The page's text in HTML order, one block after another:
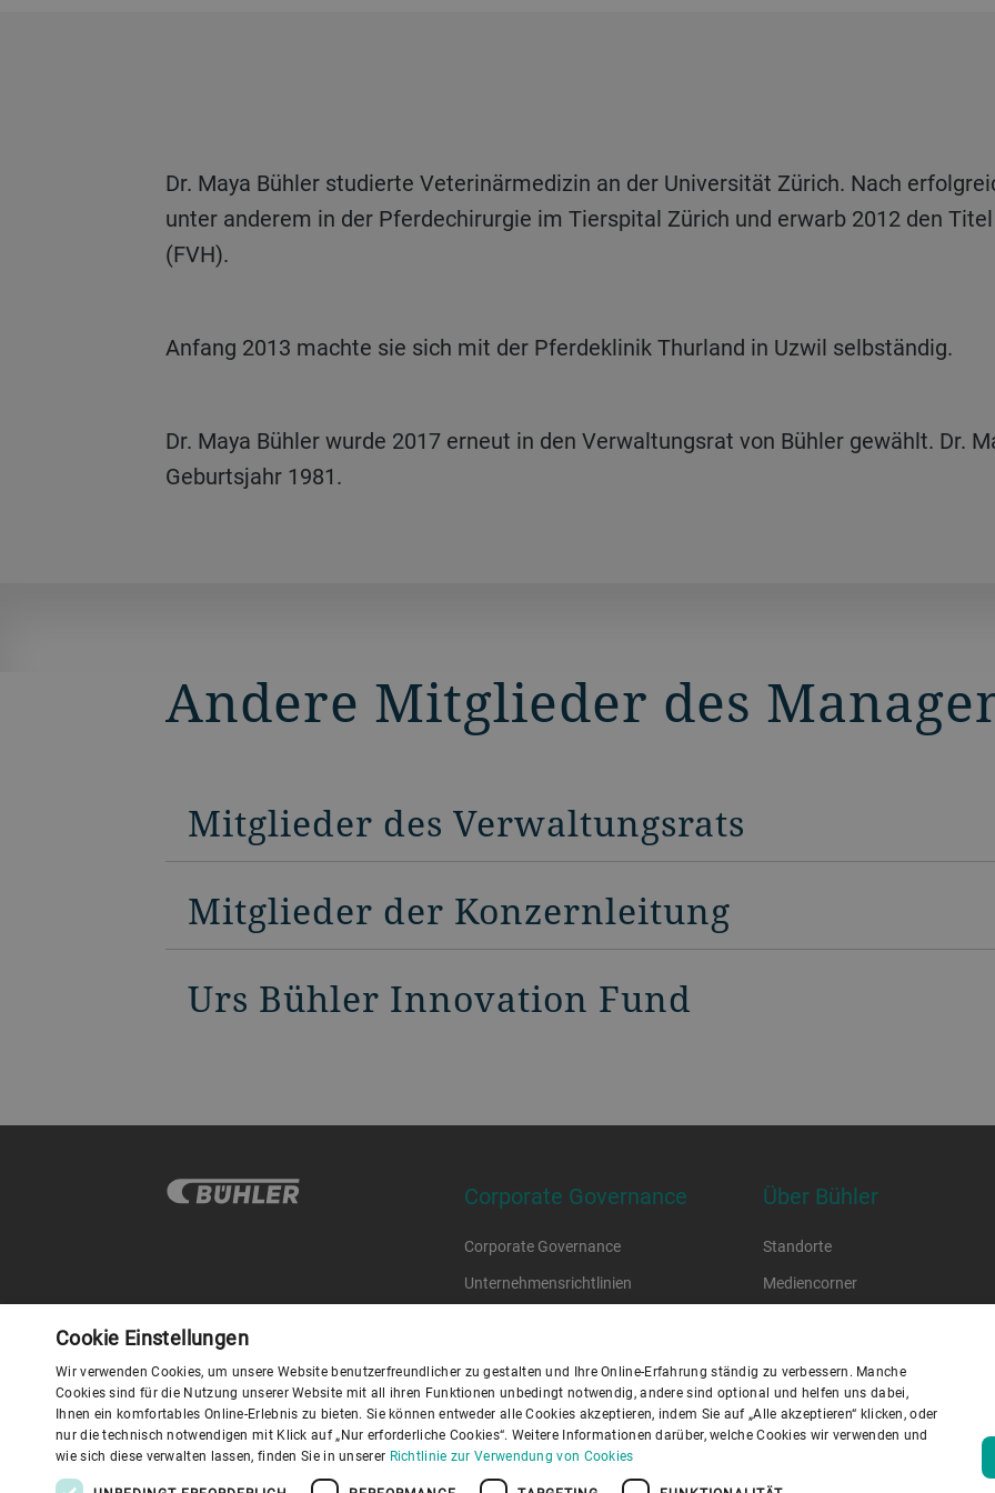
Dr. Maya Bühler studierte Veterinärmedizin an der Universität Zürich. Nach erfolgreichem Abschluss arbeitete sie
unter anderem in der Pferdechirurgie im Tierspital Zürich und erwarb 2012 den
(FVH).
Anfang 2013 machte sie sich mit der Pferdeklinik Thurland in Uzwil selbständig.
Dr. Maya Bühler wurde 2017 erneut in den Verwaltungsrat von Bühler gewählt. Dr. Maya Bühler ist Schweizerin mit
Geburtsjahr 1981.
Andere Mitglieder des
Mitglieder des Verwaltungsrats
Mitglieder der Konzernleitung
Urs Bühler Innovation Fund
Corporate Governance
Corporate Governance
Unternehmensrichtlinien
Über Bühler
Standorte
Mediencorner
Datenschutzrichtlinie Cookies Haftungsausschluss
Impressum
Informationssicherheit
Cookie Einstellungen
Wir verwenden Cookies, um unsere Website benutzerfreundlicher zu gestalten und Ihre Online-Erfahrung ständig zu verbessern. Manche
Cookies sind für die Nutzung unserer Website mit all ihren Funktionen unbedingt notwendig, andere sind optional und helfen uns dabei,
Ihnen ein komfortables Online-Erlebnis zu bieten. Sie können entweder alle Cookies akzeptieren, indem Sie auf „Alle akzeptieren“ klicken, oder
nur die technisch notwendigen mit Klick auf „Nur erforderliche Cookies“. Weitere Informationen darüber, welche Cookies wir verwenden und
wie sich diese verwalten lassen, finden Sie in unserer Richtlinie zur Verwendung von Cookies